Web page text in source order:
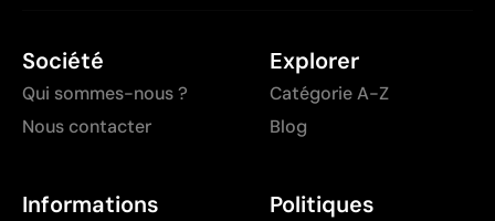
Société
Qui sommes-nous ?
Nous contacter
Explorer
Catégorie A-Z
Blog
Informations
Politiques